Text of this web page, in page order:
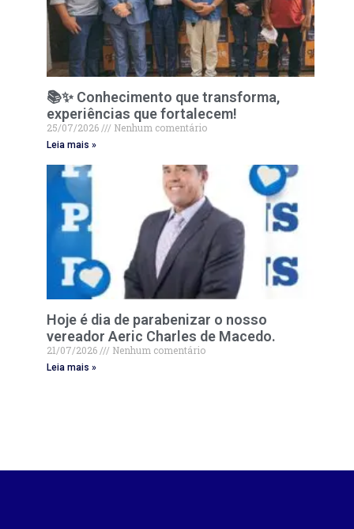
📚✨ Conhecimento que transforma,
experiências que fortalecem!
25/07/2026 Nenhum comentário
Leia mais »
Hoje é dia de parabenizar o nosso
vereador Aeric Charles de Macedo.
21/07/2026 Nenhum comentário
Leia mais »